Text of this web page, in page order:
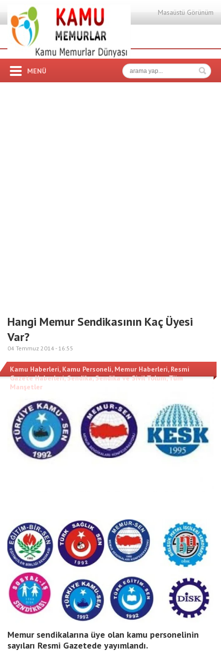
Masaüstü Görünüm
MENÜ
Hangi Memur Sendikasının Kaç Üyesi
Var?
04 Temmuz 2014 - 16:55
Kamu Haberleri, Kamu Personeli, Memur Haberleri, Resmi
Gazete Haberleri,Sendika,Sendika ve Sivil Tolum,Tüm
Manşetler
Memur sendikalarına üye olan kamu personelinin
sayıları Resmi Gazetede yayımlandı.